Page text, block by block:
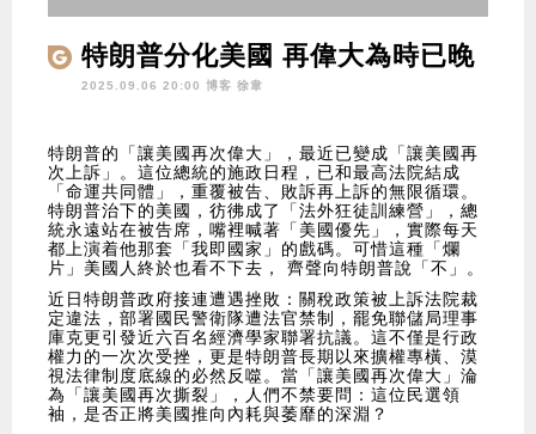
特朗普分化美國 再偉大為時已晚
2025.09.06 20:00 博客 徐韋
特朗普的「讓美國再次偉大」，最近已變成「讓美國再
次上訴」。這位總統的施政日程，已和最高法院結成
「命運共同體」，重覆被告、敗訴再上訴的無限循環。
特朗普治下的美國，彷彿成了「法外狂徒訓練營」，總
統永遠站在被告席，嘴裡喊著「美國優先」，實際每天
都上演着他那套「我即國家」的戲碼。可惜這種「爛
片」美國人終於也看不下去， 齊聲向特朗普說「不」。
近日特朗普政府接連遭遇挫敗：關稅政策被上訴法院裁
定違法，部署國民警衛隊遭法官禁制，罷免聯儲局理事
庫克更引發近六百名經濟學家聯署抗議。這不僅是行政
權力的一次次受挫，更是特朗普長期以來擴權專橫、漠
視法律制度底線的必然反噬。當「讓美國再次偉大」淪
為「讓美國再次撕裂」，人們不禁要問：這位民選領
袖，是否正將美國推向內耗與萎靡的深淵？